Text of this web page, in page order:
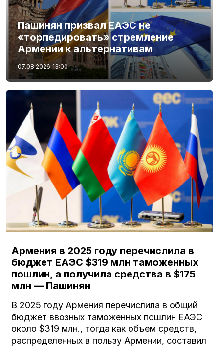
Пашинян призвал ЕАЭС не
«торпедировать» стремление
Армении к альтернативам
07.08.2026 13:00
Армения в 2025 году перечислила в
бюджет ЕАЭС $319 млн таможенных
пошлин, а получила средства в $175
млн — Пашинян
В 2025 году Армения перечислила в общий
бюджет ввозных таможенных пошлин ЕАЭС
около $319 млн., тогда как объем средств,
распределенных в пользу Армении, составил